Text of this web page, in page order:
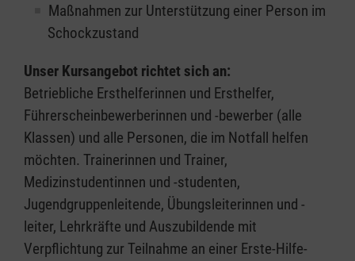
Maßnahmen zur Unterstützung einer Person im
Schockzustand
Unser Kursangebot richtet sich an:
Betriebliche Ersthelferinnen und Ersthelfer,
Führerscheinbewerberinnen und -bewerber (alle
Klassen) und alle Personen, die im Notfall helfen
möchten. Trainerinnen und Trainer,
Medizinstudentinnen und -studenten,
Jugendgruppenleitende, Übungsleiterinnen und -
leiter, Lehrkräfte und Auszubildende mit
Verpflichtung zur Teilnahme an einer Erste-Hilfe-